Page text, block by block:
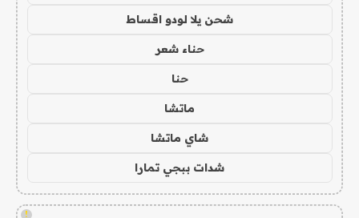
شحن يلا لودو اقساط
حناء شعر
حنا
ماتشا
شاي ماتشا
شدات ببجي تمارا
!